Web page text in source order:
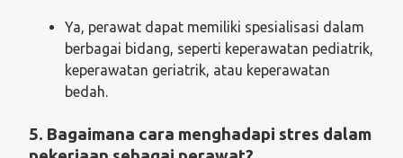
Ya, perawat dapat memiliki spesialisasi dalam
berbagai bidang, seperti keperawatan pediatrik,
keperawatan geriatrik, atau keperawatan
bedah.
5. Bagaimana cara menghadapi stres dalam